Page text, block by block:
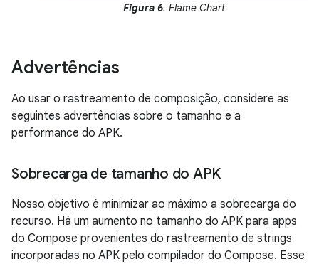
Figura 6. Flame Chart
Advertências
Ao usar o rastreamento de composição, considere as
seguintes advertências sobre o tamanho e a
performance do APK.
Sobrecarga de tamanho do APK
Nosso objetivo é minimizar ao máximo a sobrecarga do
recurso. Há um aumento no tamanho do APK para apps
do Compose provenientes do rastreamento de strings
incorporadas no APK pelo compilador do Compose. Esse